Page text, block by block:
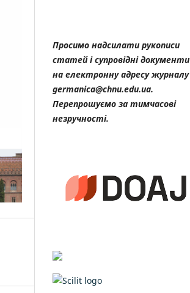
Просимо надсилати рукописи
статей і супровідні документи
на електронну адресу журналу
germanica@chnu.edu.ua.
Перепрошуємо за тимчасові
незручності.